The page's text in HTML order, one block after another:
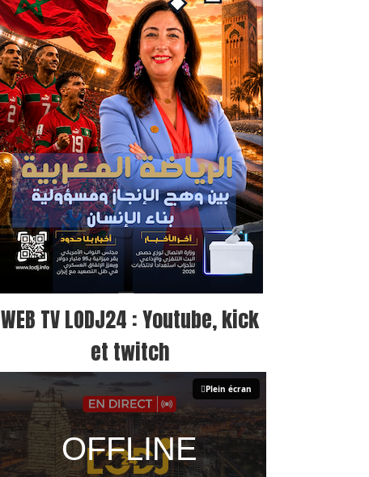
WEB TV LODJ24 : Youtube, kick
et twitch
Plein écran